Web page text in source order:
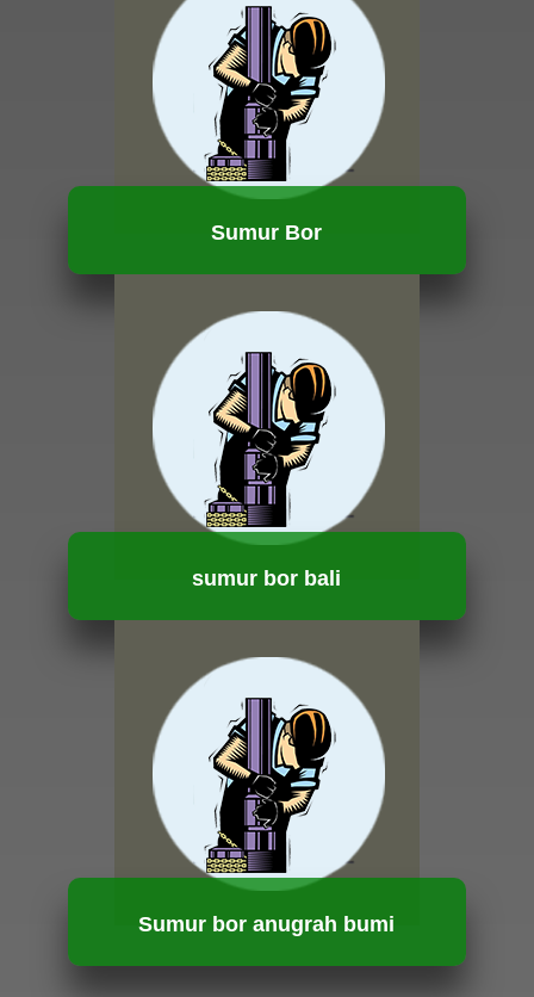
HUBUNGI KAMI
Sumur Bor
HUBUNGI KAMI
sumur bor bali
HUBUNGI KAMI
Sumur bor anugrah bumi